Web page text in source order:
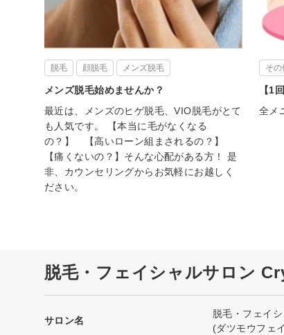
脱毛 顔脱毛 メンズ脱毛
メンズ脱毛始めませんか？
最近は、メンズのヒゲ脱毛、VIO脱毛がとて
も人気です。 【本当に毛がなくなる
の？】 【高いローン組まされるの？】
【痛くないの？】そんな心配がある方！ 是
非、カウンセリングからお気軽にお越しく
ださい。
そ
【1
全メ
脱毛・フェイシャルサロン
サロン名
脱毛・フェイ
(ダツモウフェ